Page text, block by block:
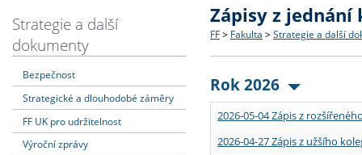
Dozvědět se více
Struktura a historie
Strategie a další
Podpora a benefity pro
Absolventi fakulty
Podat přihlášku
Co studovat a jak se
Učitelské studijní
Informace k průběhu
Dozvědět se více
Bakalářské a magisterské
Doktorské studium
Rigorózní řízení
Dozvědět se více
O vědě a výzkumu na FF
Akademické kvalifikace
Granty a projekty
Dozvědět se více
Aktuální nabídky a
Vyjíždějící studenti
Přijíždějící studenti
Vyjíždějící zaměstnanci
Strategie a další
dokumenty
Bezpečnost
Strategické a dlouhodobé záměry
FF UK pro udržitelnost
Výroční zprávy
Zápisy z jednání
FF > Fakulta > Strategie a další
Rok 2026
2026-05-04 Zápis z
2026-04-27 Zápis z užšího